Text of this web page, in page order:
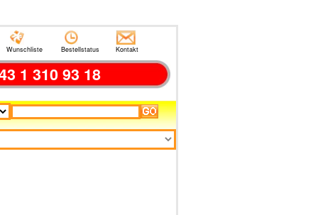
Wunschliste Bestellstatus Kontakt
1 310 93 18